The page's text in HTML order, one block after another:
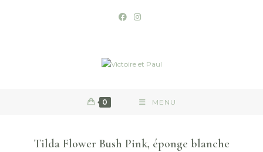
0 MENU
Tilda Flower Bush Pink, éponge blanche